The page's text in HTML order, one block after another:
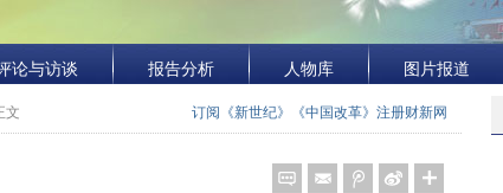
论与访谈 报告分析 人物库 图片报道
文 订阅《新世纪》《中国改革》 注册财新网